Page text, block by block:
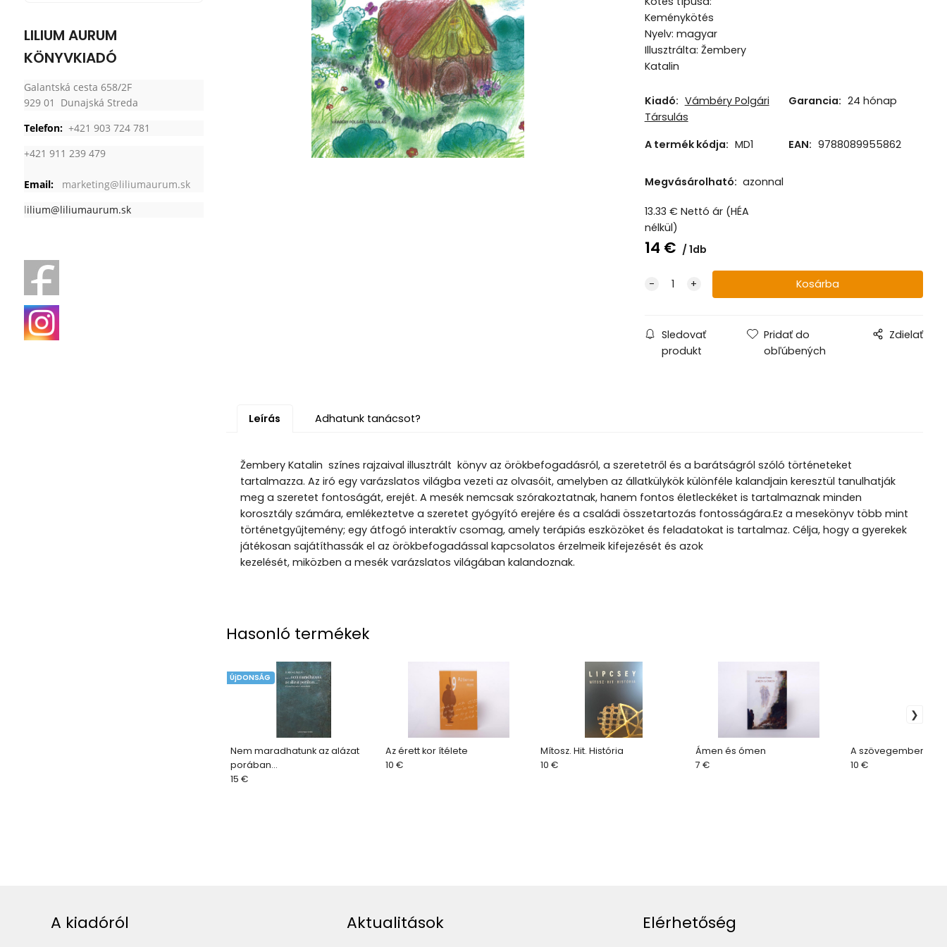
LILIUM AURUM
KÖNYVKIADÓ
Galantská cesta 658/2F
929 01 Dunajská Streda
Telefon: +421 903 724 781
+421 911 239 479
Email:
marketing@liliumaurum.sk
lilium@liliumaurum.sk
Keménykötés
Nyelv: magyar
Illusztrálta: Žembery
Katalin
Kiadó: Vámbéry Polgári
Társulás
Garancia: 24 hónap
A termék kódja: MD1 EAN: 9788089955862
Megvásárolható: azonnal
13.33 € Nettó ár (HÉA
nélkül)
14 € 1db
Sledovať
produkt
Pridať do
obľúbených
Zdielať
Leírás Adhatunk tanácsot?
Žembery Katalin színes rajzaival illusztrált könyv az örökbefogadásról, a szeretetről és a barátságról szóló történeteket
tartalmazza. Az iró egy varázslatos világba vezeti az olvasóit, amelyben az állatkülykök különféle kalandjain keresztül tanulhatják
meg a szeretet fontoságát, erejét. A mesék nemcsak szórakoztatnak, hanem fontos életleckéket is tartalmaznak minden
korosztály számára, emlékeztetve a szeretet gyógyító erejére és a családi összetartozás fontosságára.Ez a mesekönyv több mint
történetgyűjtemény; egy átfogó interaktív csomag, amely terápiás eszközöket és feladatokat is tartalmaz. Célja, hogy a gyerekek
játékosan sajátíthassák el az örökbefogadással kapcsolatos érzelmeik kifejezését és azok
kezelését, miközben a mesék varázslatos világában kalandoznak.
Hasonló termékek
Nem maradhatunk az alázat
porában...
ÚjDONSÁG
15 €
Az érett kor ítélete
10 €
Mítosz. Hit. História
10 €
Ámen és ómen
7 €
A szövegember
10 €
A kiadóról Aktualitások Elérhetőség